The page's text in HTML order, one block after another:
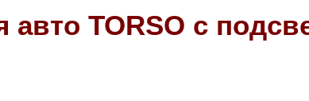
TORSO с